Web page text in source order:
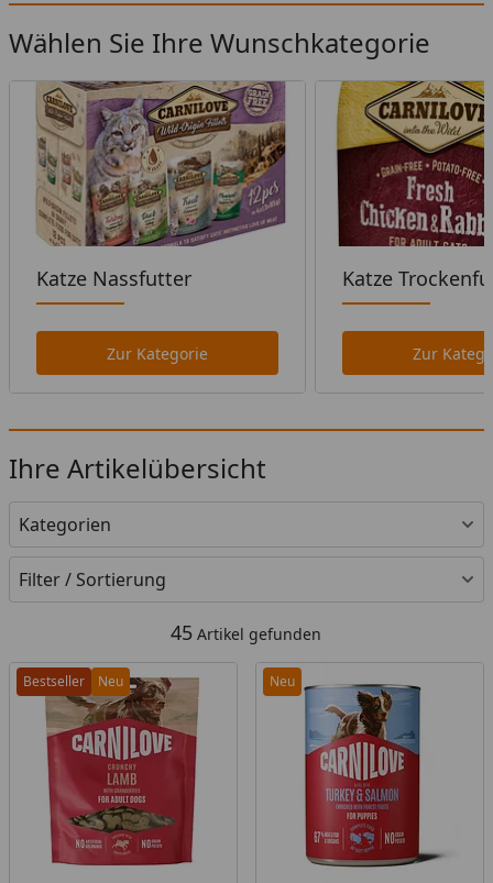
Wählen Sie Ihre Wunschkategorie
Katze Nassfutter
Zur Kategorie
Katze
Zur
Ihre Artikelübersicht
Kategorien
Filter / Sortierung
45 Artikel gefunden
Bestseller Neu Neu